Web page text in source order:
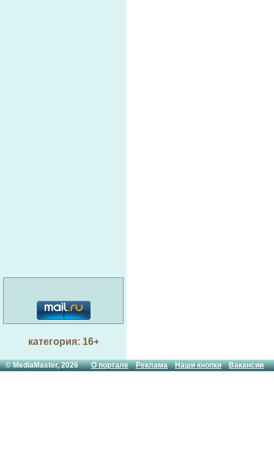
категория: 16+
© MediaMaster, 2026О портале Реклама Наши кнопки Вакансии